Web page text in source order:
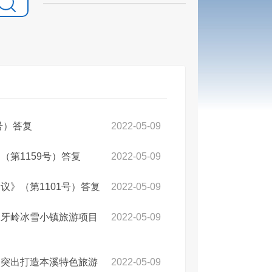
2022-05-09
答复
2022-05-09
第1159号）答复
2022-05-09
》（第1101号）答复
2022-05-09
岭冰雪小镇旅游项目
2022-05-09
出打造本溪特色旅游